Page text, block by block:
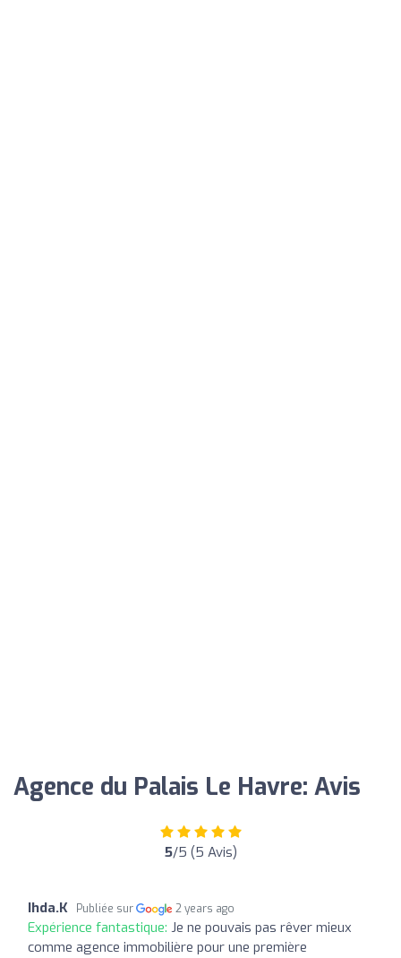
Agence du Palais Le Havre: Avis
5/5 (5 Avis)
Ihda.K Publiée sur 2 years ago
Expérience fantastique: Je ne pouvais pas rêver mieux
comme agence immobilière pour une première